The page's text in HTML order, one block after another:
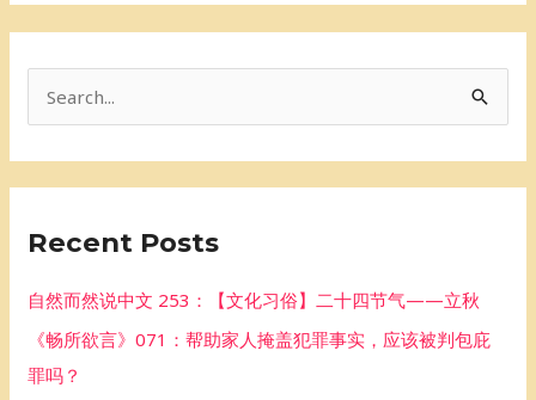
c
f
r
Recent Posts
自然而然说中文 253：【文化习俗】二十四节气——立秋
《畅所欲言》071：帮助家人掩盖犯罪事实，应该被判包庇
罪吗？